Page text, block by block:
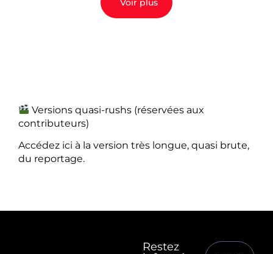
Voir plus
Versions quasi-rushs (réservées aux
contributeurs)
Accédez ici à la version très longue, quasi brute,
du reportage.
Restez